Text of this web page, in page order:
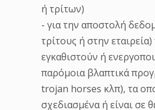
ή τρίτων)
- για την αποστολή
τρίτους ή στην
εγκαθιστούν ή
παρόμοια βλαπτικά
trojan horses κλπ), τα
σχεδιασμένα ή είναι σε